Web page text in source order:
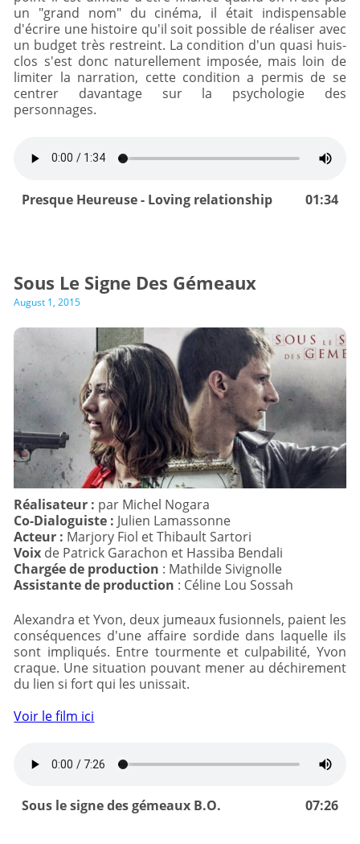
un "grand nom" du cinéma, il était indispensable
d'écrire une histoire qu'il soit possible de réaliser avec
un budget très restreint. La condition d'un quasi huis-
clos s'est donc naturellement imposée, mais loin de
limiter la narration, cette condition a permis de se
centrer davantage sur la psychologie des
personnages.
Presque Heureuse - Loving relationship 01:34
Sous Le Signe Des Gémeaux
August 1, 2015
Réalisateur :
Co-Dialoguiste :
Acteur :
Voix
Chargée de production
Assistante de production : Céline Lou Sossah
Alexandra et Yvon, deux jumeaux fusionnels, paient les
conséquences d'une affaire sordide dans laquelle ils
sont impliqués. Entre tourmente et culpabilité, Yvon
craque. Une situation pouvant mener au déchirement
du lien si fort qui les unissait.
Voir le film ici
Sous le signe des gémeaux B.O. 07:26